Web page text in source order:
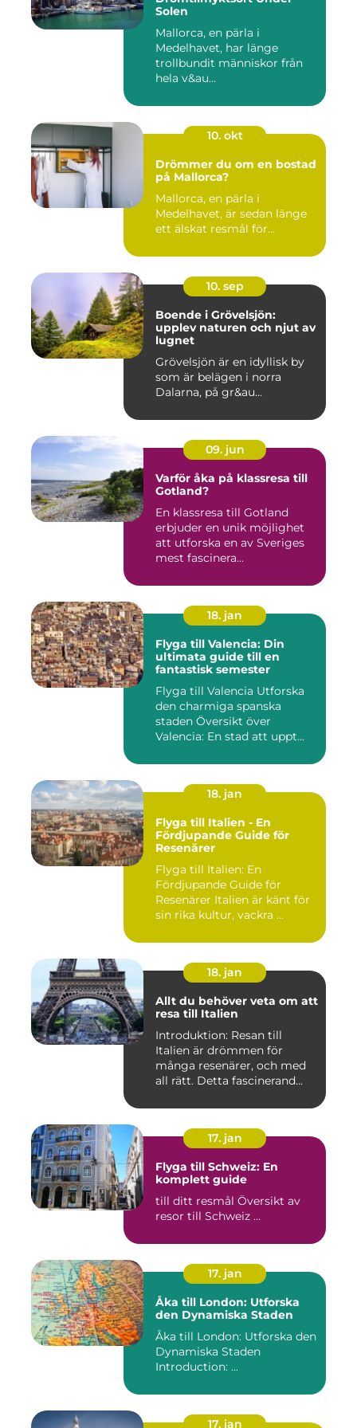
Solen
Mallorca, en pärla i
Medelhavet, har länge
trollbundit människor från
hela v&au...
10. okt
Drömmer du om en bostad
på Mallorca?
Mallorca, en pärla i
Medelhavet, är sedan länge
ett älskat resmål för...
10. sep
Boende i Grövelsjön:
upplev naturen och njut av
lugnet
Grövelsjön är en idyllisk by
som är belägen i norra
Dalarna, på gr&au...
09. jun
Varför åka på klassresa till
Gotland?
En klassresa till Gotland
erbjuder en unik möjlighet
att utforska en av Sveriges
mest fascinera...
18. jan
Flyga till Valencia: Din
ultimata guide till en
fantastisk semester
Flyga till Valencia Utforska
den charmiga spanska
staden Översikt över
Valencia: En stad att uppt...
18. jan
Flyga till Italien - En
Fördjupande Guide för
Resenärer
Flyga till Italien: En
Fördjupande Guide för
Resenärer Italien är känt för
sin rika kultur, vackra ...
18. jan
Allt du behöver veta om att
resa till Italien
Introduktion: Resan till
Italien är drömmen för
många resenärer, och med
all rätt. Detta fascinerand...
17. jan
Flyga till Schweiz: En
komplett guide
till ditt resmål Översikt av
resor till Schweiz ...
17. jan
Åka till London: Utforska
den Dynamiska Staden
Åka till London: Utforska den
Dynamiska Staden
Introduction: ...
17. jan